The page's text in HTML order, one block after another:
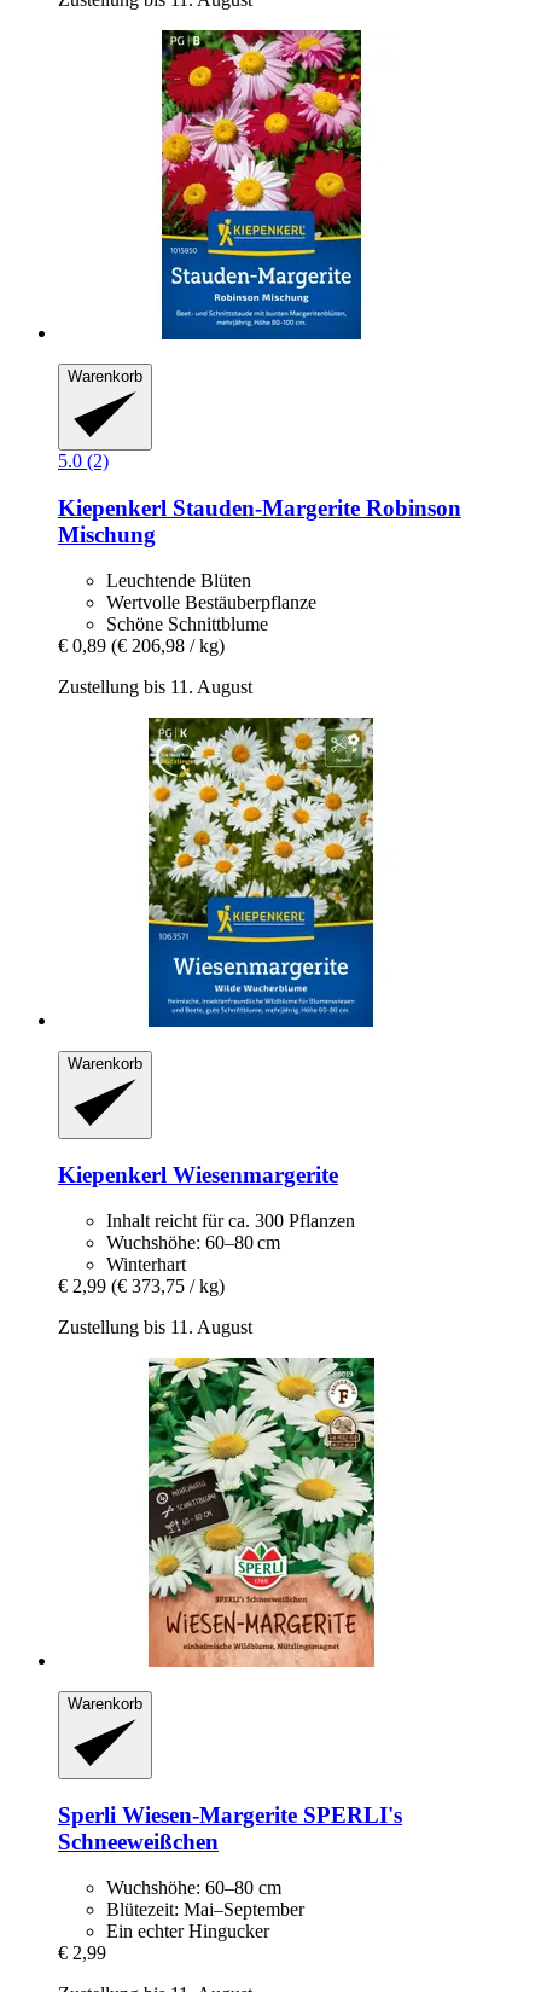
Warenkorb
5.0 (2)
Kiepenkerl Stauden-​Margerite Robinson
Mischung
Leuchtende Blüten
Wertvolle Bestäuberpflanze
Schöne Schnittblume
€ 0,89 (€ 206,98 / kg)
Zustellung bis 11. August
Warenkorb
Kiepenkerl Wiesenmargerite
Inhalt reicht für ca. 300 Pflanzen
Wuchshöhe: 60–80 cm
Winterhart
€ 2,99 (€ 373,75 / kg)
Zustellung bis 11. August
Warenkorb
Sperli Wiesen-​Margerite SPERLI's
Schneeweißchen
Wuchshöhe: 60–80 cm
Blütezeit: Mai–September
Ein echter Hingucker
€ 2,99